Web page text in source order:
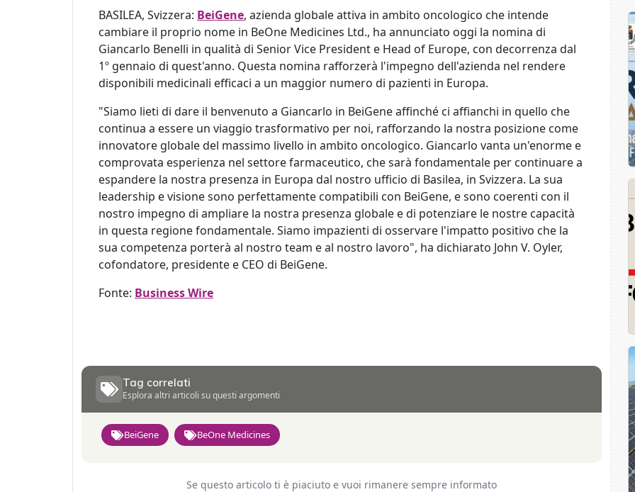
BASILEA, Svizzera: BeiGene, azienda globale attiva in ambito oncologico che intende
cambiare il proprio nome in BeOne Medicines Ltd., ha annunciato oggi la nomina di
Giancarlo Benelli in qualità di Senior Vice President e Head of Europe, con decorrenza dal
1º gennaio di quest'anno. Questa nomina rafforzerà l'impegno dell'azienda nel rendere
disponibili medicinali efficaci a un maggior numero di pazienti in Europa.
"Siamo lieti di dare il benvenuto a Giancarlo in BeiGene affinché ci affianchi in quello che
continua a essere un viaggio trasformativo per noi, rafforzando la nostra posizione come
innovatore globale del massimo livello in ambito oncologico. Giancarlo vanta un'enorme e
comprovata esperienza nel settore farmaceutico, che sarà fondamentale per continuare a
espandere la nostra presenza in Europa dal nostro ufficio di Basilea, in Svizzera. La sua
leadership e visione sono perfettamente compatibili con BeiGene, e sono coerenti con il
nostro impegno di ampliare la nostra presenza globale e di potenziare le nostre capacità
in questa regione fondamentale. Siamo impazienti di osservare l'impatto positivo che la
sua competenza porterà al nostro team e al nostro lavoro", ha dichiarato John V. Oyler,
cofondatore, presidente e CEO di BeiGene.
Fonte: Business Wire
Tag correlati
Esplora altri articoli su questi argomenti
BeiGene BeOne Medicines
Se questo articolo ti è piaciuto e vuoi rimanere sempre informato